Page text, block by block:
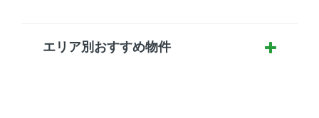
エリア別おすすめ物件